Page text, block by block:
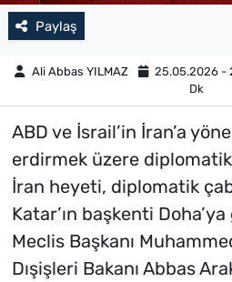
Paylaş
Ali Abbas YILMAZ 25.05.2026 -
Dk
ABD ve İsrail’in İran’a
erdirmek üzere
İran heyeti, diplomatik
Katar’ın başkenti
Meclis Başkanı
Dışişleri Bakanı Abbas